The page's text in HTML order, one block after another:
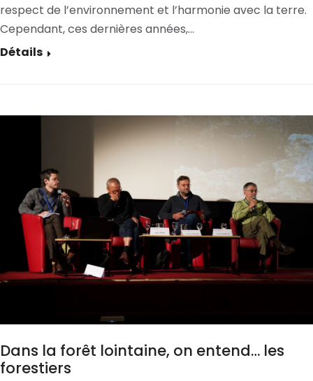
respect de l’environnement et l’harmonie avec la terre.
Cependant, ces dernières années,…
Détails
Dans la forêt lointaine, on entend… les
forestiers